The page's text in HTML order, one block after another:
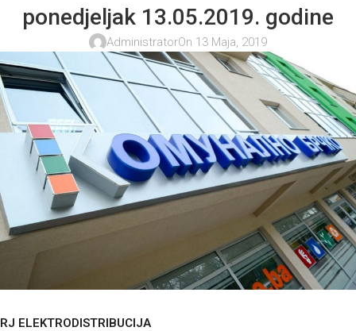
ponedjeljak 13.05.2019. godine
AdministratorOn 13 Maja, 2019
RJ ELEKTRODISTRIBUCIJA